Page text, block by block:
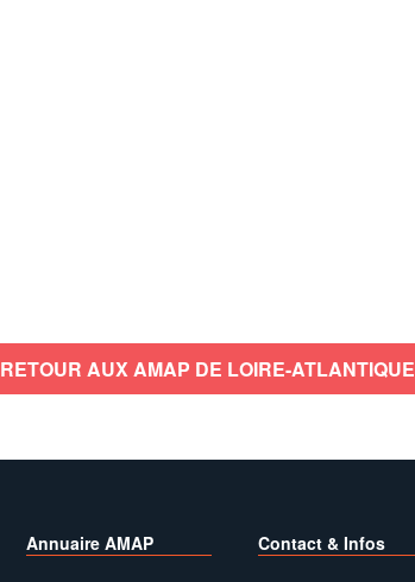
RETOUR AUX AMAP DE LOIRE-ATLANTIQUE
Annuaire AMAP Contact & Infos